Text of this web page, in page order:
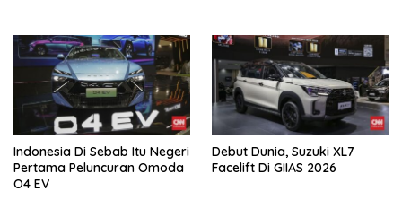
Indonesia Di Sebab Itu Negeri
Pertama Peluncuran Omoda
O4 EV
Debut Dunia, Suzuki XL7
Facelift Di GIIAS 2026